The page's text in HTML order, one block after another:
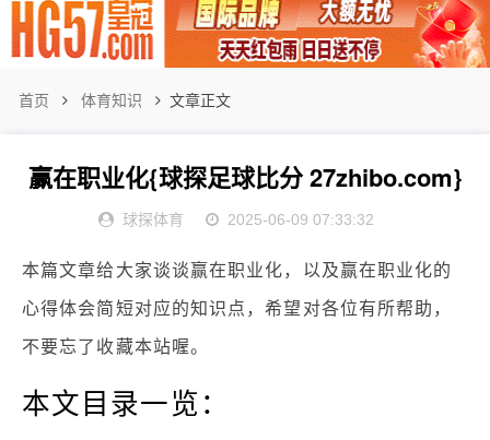
首页 体育知识 文章正文
赢在职业化{球探足球比分 27zhibo.com}
球探体育 2025-06-09 07:33:32
本篇文章给大家谈谈赢在职业化，以及赢在职业化的
心得体会简短对应的知识点，希望对各位有所帮助，
不要忘了收藏本站喔。
本文目录一览：